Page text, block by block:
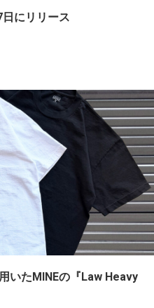
日にリリース
いたMINEの『Law Heavy